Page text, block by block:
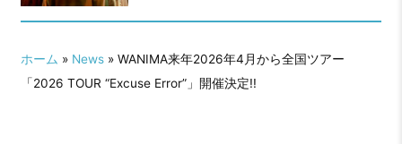
TVアニメ『違国日記』のオープニン
ホーム » News» WANIMA来年2026年4月から全国ツアー
「2026 TOUR “Excuse Error”」開催決定!!